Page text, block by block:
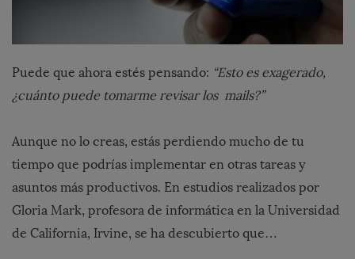
Puede que ahora estés pensando: “Esto es exagerado,
¿cuánto puede tomarme revisar los mails?”
Aunque no lo creas, estás perdiendo mucho de tu
tiempo que podrías implementar en otras tareas y
asuntos más productivos. En estudios realizados por
Gloria Mark, profesora de informática en la Universidad
de California, Irvine, se ha descubierto que…